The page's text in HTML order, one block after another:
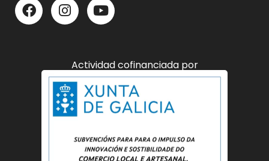
Actividad cofinanciada por